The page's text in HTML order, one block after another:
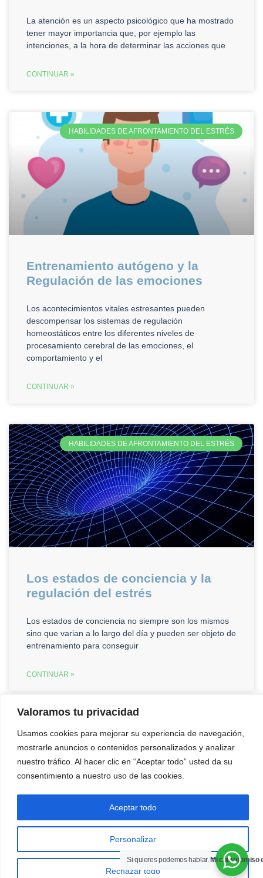
Valoramos tu privacidad
Usamos cookies para mejorar su experiencia de navegación,
mostrarle anuncios o contenidos personalizados y analizar
nuestro tráfico. Al hacer clic en “Aceptar todo” usted da su
consentimiento a nuestro uso de las cookies.
Personalizar
Rechazar todo
Aceptar todo
La atención es un aspecto psicológico que ha mostrado
tener mayor importancia que, por ejemplo las
intenciones, a la hora de determinar las acciones que
CONTINUAR »
HABILIDADES DE AFRONTAMIENTO DEL ESTRÉS
Entrenamiento autógeno y la
Regulación de las emociones
Los acontecimientos vitales estresantes pueden
descompensar los sistemas de regulación
homeostáticos entre los diferentes niveles de
procesamiento cerebral de las emociones, el
comportamiento y el
CONTINUAR »
HABILIDADES DE AFRONTAMIENTO DEL ESTRÉS
Los estados de conciencia y la
regulación del estrés
Los estados de conciencia no siempre son los mismos
sino que varian a lo largo del día y pueden ser objeto de
entrenamiento para conseguir
CONTINUAR »
« Anterior 1 2
639764065 Tratamiento online
Condiciones generales de uso y Avisos Legales·Política de cookies·
Privacidad y protección de datos
Si quieres podemos hablar.Mi compromiso